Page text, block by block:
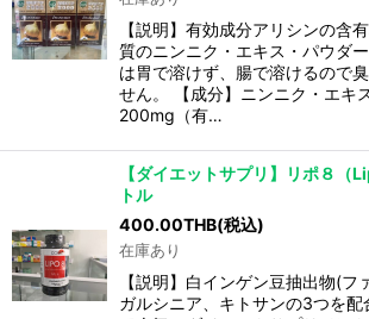
【説明】有効成分アリシンの含
質のニンニク・エキス・パウダ
は胃で溶けず、腸で溶けるので
せん。 【成分】ニンニク・エキ
200mg（有…
【ダイエットサプリ】リポ８
トル
400.00THB(税込)
在庫あり
【説明】白インゲン豆抽出物(フ
ガルシニア、キトサンの3つを配